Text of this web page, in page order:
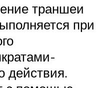
траншеи
при
действия.